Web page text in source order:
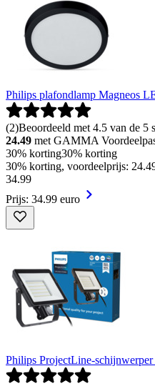
Philips plafondlamp Magneos
(2)Beoordeeld met 4.5 van de 5
24.49 met GAMMA
30% korting30% korting
30% korting, voordeelprijs:
34.99
Prijs: 34.99 euro
Philips ProjectLine-